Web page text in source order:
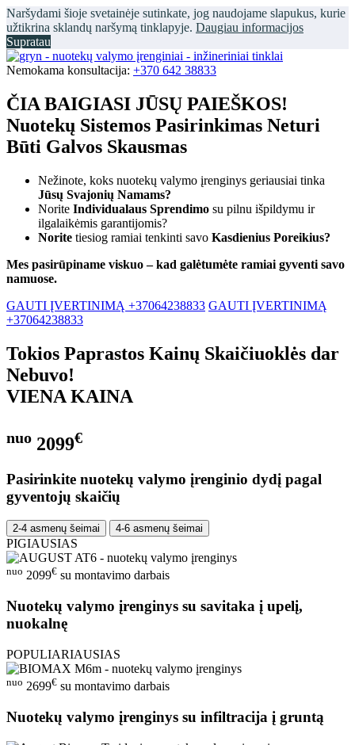
Naršydami šioje svetainėje sutinkate, jog naudojame slapukus, kurie
užtikrina sklandų naršymą tinklapyje. Daugiau informacijos
Supratau
Nemokama konsultacija: +370 642 38833
ČIA BAIGIASI JŪSŲ PAIEŠKOS!
Nuotekų Sistemos Pasirinkimas Neturi
Būti Galvos Skausmas
Nežinote, koks nuotekų valymo įrenginys geriausiai tinka
Jūsų Svajonių Namams?
Norite Individualaus Sprendimo su pilnu išpildymu ir
ilgalaikėmis garantijomis?
Norite tiesiog ramiai tenkinti savo Kasdienius Poreikius?
Mes pasirūpiname viskuo – kad galėtumėte ramiai gyventi savo
namuose.
GAUTI ĮVERTINIMĄ +37064238833 GAUTI ĮVERTINIMĄ
+37064238833
Tokios Paprastos Kainų Skaičiuoklės dar
Nebuvo!
VIENA KAINA
nuo 2099€
Pasirinkite nuotekų valymo įrenginio dydį pagal
gyventojų skaičių
2-4 asmenų šeimai 4-6 asmenų šeimai
PIGIAUSIAS
nuo 2099€ su montavimo darbais
Nuotekų valymo įrenginys su savitaka į upelį,
nuokalnę
POPULIARIAUSIAS
nuo 2699€ su montavimo darbais
Nuotekų valymo įrenginys su infiltracija į gruntą